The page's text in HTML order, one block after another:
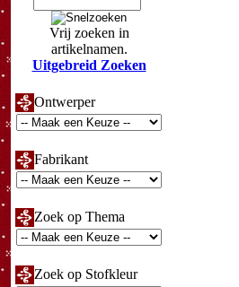
Vrij zoeken in
artikelnamen.
Uitgebreid Zoeken
Ontwerper
Fabrikant
Zoek op Thema
Zoek op Stofkleur